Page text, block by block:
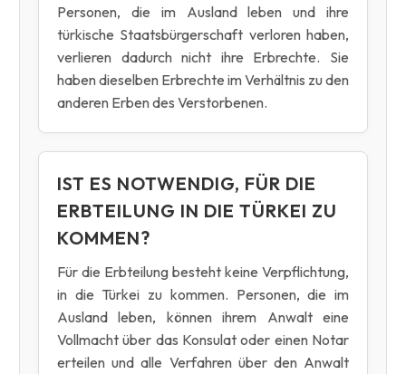
Personen, die im Ausland leben und ihre
türkische Staatsbürgerschaft verloren haben,
verlieren dadurch nicht ihre Erbrechte. Sie
haben dieselben Erbrechte im Verhältnis zu den
anderen Erben des Verstorbenen.
IST ES NOTWENDIG, FÜR DIE
ERBTEILUNG IN DIE TÜRKEI ZU
KOMMEN?
Für die Erbteilung besteht keine Verpflichtung,
in die Türkei zu kommen. Personen, die im
Ausland leben, können ihrem Anwalt eine
Vollmacht über das Konsulat oder einen Notar
erteilen und alle Verfahren über den Anwalt